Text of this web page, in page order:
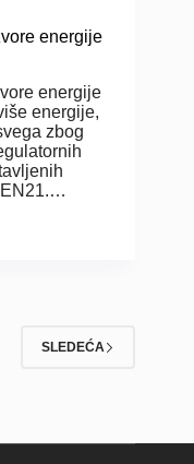
energije
energije
energije,
zbog
SLEDEĆA